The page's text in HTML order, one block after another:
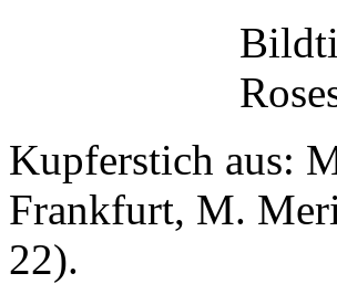
Kupferstich aus:
Frankfurt, M.
22).